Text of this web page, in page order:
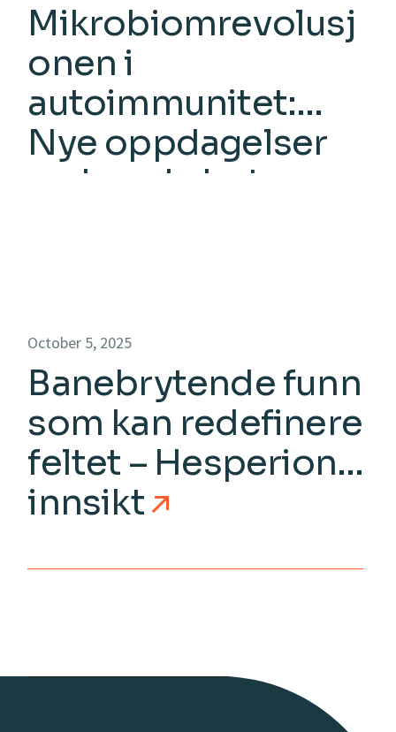
Mikrobiomrevolusj
onen i
autoimmunitet:
Nye oppdagelser
og hva de betyr
October 5, 2025
Banebrytende funn
som kan redefinere
feltet – Hesperion
innsikt